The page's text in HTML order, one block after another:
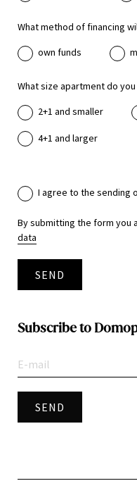
What method of financing
own funds
What size apartment do
2+1 and smaller
4+1 and larger
I agree to the sending
By submitting the form you
data
SEND
Subscribe to